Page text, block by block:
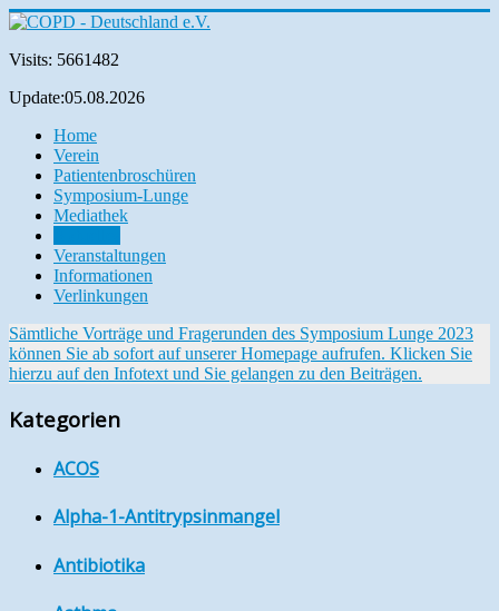
Visits: 5661482
Update:05.08.2026
Home
Verein
Patientenbroschüren
Symposium-Lunge
Mediathek
Veranstaltungen
Informationen
Verlinkungen
Sämtliche Vorträge und Fragerunden des Symposium Lunge 2023
können Sie ab sofort auf unserer Homepage aufrufen. Klicken Sie
hierzu auf den Infotext und Sie gelangen zu den Beiträgen.
Kategorien
ACOS
Alpha-1-Antitrypsinmangel
Antibiotika